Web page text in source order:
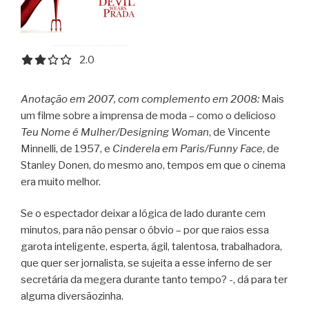
2.0 out of 5.0 stars
2.0
Anotação em 2007, com complemento em 2008: Mais
um filme sobre a imprensa de moda – como o delicioso
Teu Nome é Mulher/Designing Woman, de Vincente
Minnelli, de 1957, e Cinderela em Paris/Funny Face, de
Stanley Donen, do mesmo ano, tempos em que o cinema
era muito melhor.
Se o espectador deixar a lógica de lado durante cem
minutos, para não pensar o óbvio – por que raios essa
garota inteligente, esperta, ágil, talentosa, trabalhadora,
que quer ser jornalista, se sujeita a esse inferno de ser
secretária da megera durante tanto tempo? -, dá para ter
alguma diversãozinha.